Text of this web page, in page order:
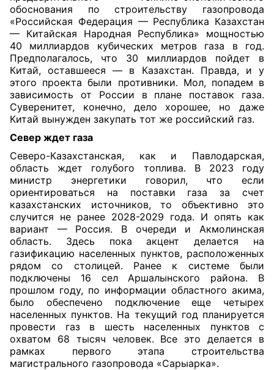
обоснования по строительству газопровода
«Российская Федерация — Республика Казахстан
— Китайская Народная Республика» мощностью
40 миллиардов кубических метров газа в год.
Предполагалось, что 30 миллиардов пойдет в
Китай, оставшееся — в Казахстан. Правда, и у
этого проекта были противники. Мол, попадем в
зависимость от России в плане поставок газа.
Суверенитет, конечно, дело хорошее, но даже
Китай вынужден закупать тот же российский газ.
Север ждет газа
Северо-Казахстанская, как и Павлодарская,
область ждет голубого топлива. В 2023 году
министр энергетики говорил, что если
ориентироваться на поставки газа за счет
казахстанских источников, то объективно это
случится не ранее 2028-2029 года. И опять как
вариант — Россия. В очереди и Акмолинская
область. Здесь пока акцент делается на
газификацию населенных пунктов, расположенных
рядом со столицей. Ранее к системе были
подключены 16 сел Аршалынского района. В
прошлом году, по информации областного акима,
было обеспечено подключение еще четырех
населенных пунктов. На текущий год планируется
провести газ в шесть населенных пунктов с
охватом 68 тысяч человек. Все это делается в
рамках первого этапа строительства
магистрального газопровода «Сарыарка».